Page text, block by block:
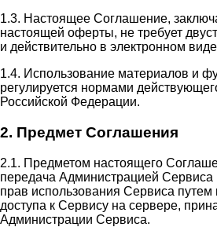
1.3. Настоящее Соглашение,
настоящей оферты, не требует
и действительно в электронном
1.4. Использование материалов и
регулируется нормами
Российской Федерации.
2. Предмет Соглашения
2.1. Предметом настоящего
передача Администрацией Сервиса
прав использования Сервиса путем
доступа к Сервису на сервере,
Администрации Сервиса.